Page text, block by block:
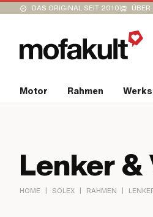
DAS ORIGINAL SEIT 2010 ÜBER
Motor Rahmen
Lenker &
HOME | SOLEX | RAHMEN |